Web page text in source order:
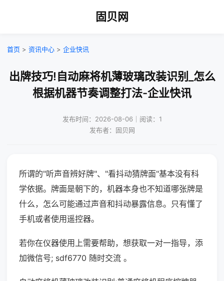
固贝网
首页 > 资讯中心 > 企业快讯
出牌技巧!自动麻将机薄玻璃改装识别_怎么
根据机器节奏调整打法-企业快讯
发布时间：2026-08-06｜阅读：1
发布者：固贝网
所谓的"听声音辨好牌"、"看抖动猜牌面"基本没有科
学依据。牌面是朝下的，机器本身也不知道哪张牌是
什么，怎么可能通过声音和抖动暴露信息。只有懂了
手机或者使用遥控器。
若你在仪器使用上需要帮助，想获取一对一指导，添
加微信号; sdf6770 随时交流 。